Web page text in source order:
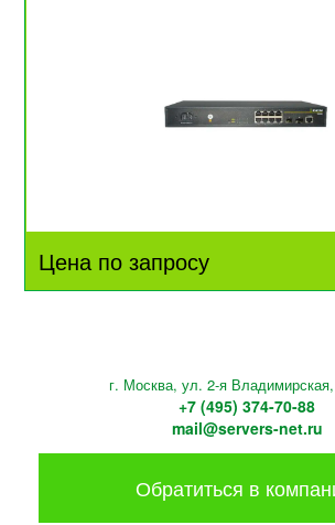
Цена по запросу
г. Москва, ул. 2-я
+7 (495) 374-70-88
mail@servers-net.ru
Обратиться в